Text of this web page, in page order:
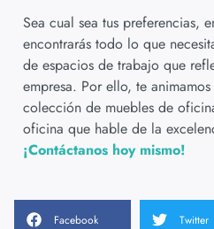
Sea cual sea tus preferencias,
encontrarás todo lo que
de espacios de trabajo que
empresa. Por ello, te
colección de muebles de
oficina que hable de la
¡Contáctanos hoy mismo!
Facebook Twitter